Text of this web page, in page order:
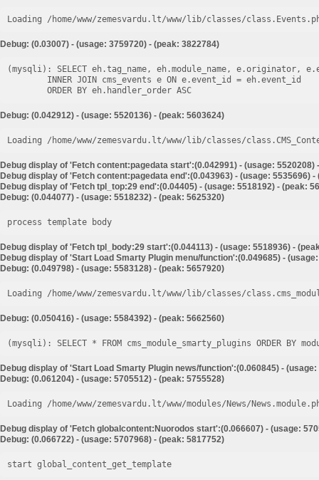
Loading /home/www/zemesvardu.lt/www/lib/classes/
Debug: (0.03007) - (usage: 3759720) - (peak: 3822784)
(mysqli): SELECT eh.tag_name, eh.module_name, e.originator,
Debug: (0.042912) - (usage: 5520136) - (peak: 5603624)
Loading /home/www/zemesvardu.lt/www/lib/classes/
Debug display of 'Fetch content:pagedata start':(0.042991) - (usage: 5520208)
Debug display of 'Fetch content:pagedata end':(0.043963) - (usage: 5535696) -
Debug display of 'Fetch tpl_top:29 end':(0.04405) - (usage: 5518192) - (peak:
Debug: (0.044077) - (usage: 5518232) - (peak: 5625320)
process template body
Debug display of 'Fetch tpl_body:29 start':(0.044113) - (usage: 5518936) -
Debug display of 'Start Load Smarty Plugin menu/function':(0.049685) -
Debug: (0.049798) - (usage: 5583128) - (peak: 5657920)
Loading /home/www/zemesvardu.lt/www/lib/classes/
Debug: (0.050416) - (usage: 5584392) - (peak: 5662560)
Debug display of 'Start Load Smarty Plugin news/function':(0.060845) -
Debug: (0.061204) - (usage: 5705512) - (peak: 5755528)
Loading /home/www/zemesvardu.lt/www/modules/News/
Debug display of 'Fetch globalcontent:Nuorodos start':(0.066607) - (usage:
Debug: (0.066722) - (usage: 5707968) - (peak: 5817752)
start global_content_get_template